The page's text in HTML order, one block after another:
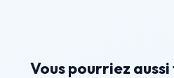
Vous pourriez